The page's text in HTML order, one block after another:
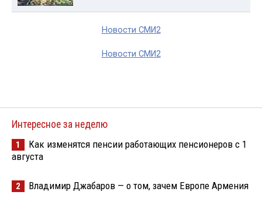
Новости СМИ2
Новости СМИ2
Интересное за неделю
1
Как изменятся пенсии работающих пенсионеров с 1
августа
2 Владимир Джабаров — о том, зачем Европе Армения